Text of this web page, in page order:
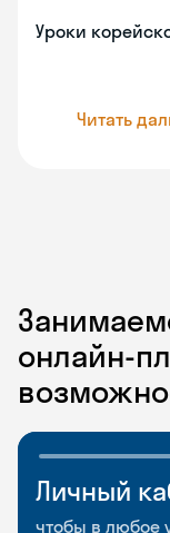
Уроки
Читать
онлайн-
Личный
чтобы в любое
и Talks